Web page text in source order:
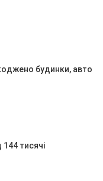
будинки, авто
тисячі